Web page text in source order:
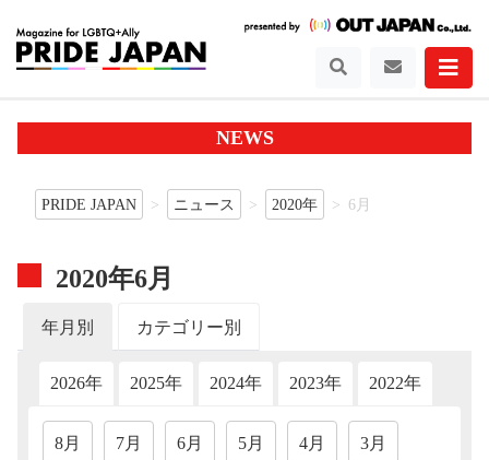
NEWS
PRIDE JAPAN ニュース 2020年 6月
2020年6月
年月別 カテゴリー別
2026年 2025年 2024年 2023年 2022年
8月 7月 6月 5月 4月 3月